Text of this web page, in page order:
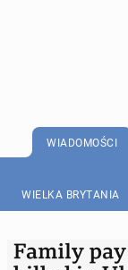
WIADOMOŚCI
WIELKA BRYTANIA